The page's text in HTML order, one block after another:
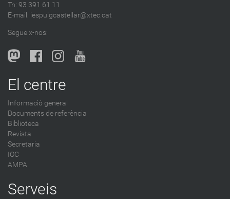
Tn: 93 391 61 11
E-mail: iespuigcastellar@xtec.cat
Segueix-nos:
El centre
Informació general
Documents de referència
Biblioteca
Revista
Secretaria
IOC
AMPA
Serveis